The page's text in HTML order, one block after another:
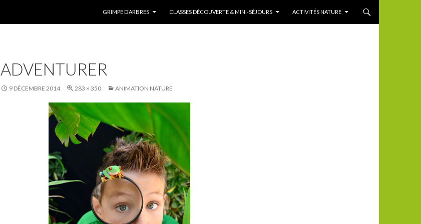
GRIMPE D’ARBRES
CLASSES DÉCOUVERTE & MINI-SÉJOURS ACTIVITÉS NATURE
ADVENTURER
9 DÉCEMBRE 2014 283 × 350 ANIMATION NATURE